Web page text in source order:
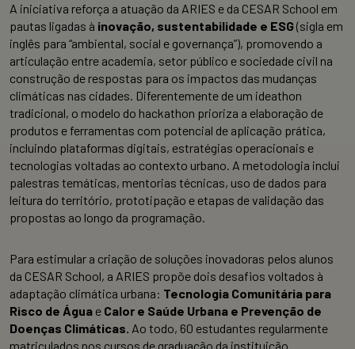
A iniciativa reforça a atuação da ARIES e da CESAR School em
pautas ligadas à inovação, sustentabilidade e ESG(sigla em
inglês para “ambiental, social e governança”), promovendo a
articulação entre academia, setor público e sociedade civil na
construção de respostas para os impactos das mudanças
climáticas nas cidades. Diferentemente de um ideathon
tradicional, o modelo do hackathon prioriza a elaboração de
produtos e ferramentas com potencial de aplicação prática,
incluindo plataformas digitais, estratégias operacionais e
tecnologias voltadas ao contexto urbano. A metodologia inclui
palestras temáticas, mentorias técnicas, uso de dados para
leitura do território, prototipação e etapas de validação das
propostas ao longo da programação.
Para estimular a criação de soluções inovadoras pelos alunos
da CESAR School, a ARIES propõe dois desafios voltados à
adaptação climática urbana: Tecnologia Comunitária para
Risco de Água e Calor e Saúde Urbana e Prevenção de
Doenças Climáticas. Ao todo, 60 estudantes regularmente
matriculados nos cursos de graduação da instituição